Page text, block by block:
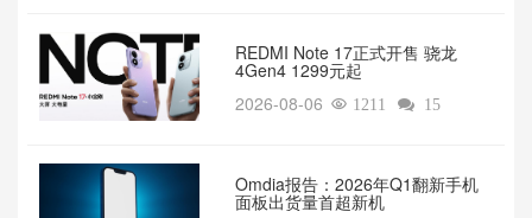
REDMI Note 17正式开售 骁龙
4Gen4 1299元起
2026-08-06  1211  15
Omdia报告：2026年Q1翻新手机
面板出货量首超新机